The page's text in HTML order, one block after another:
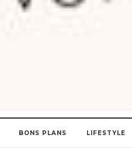
BONS PLANS LIFESTYLE